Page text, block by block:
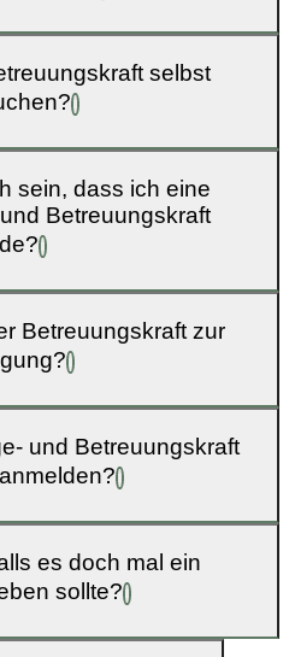
selbst
sein, dass ich eine
Betreuungskraft
Betreuungskraft zur
und Betreuungskraft
es doch mal ein
sollte?